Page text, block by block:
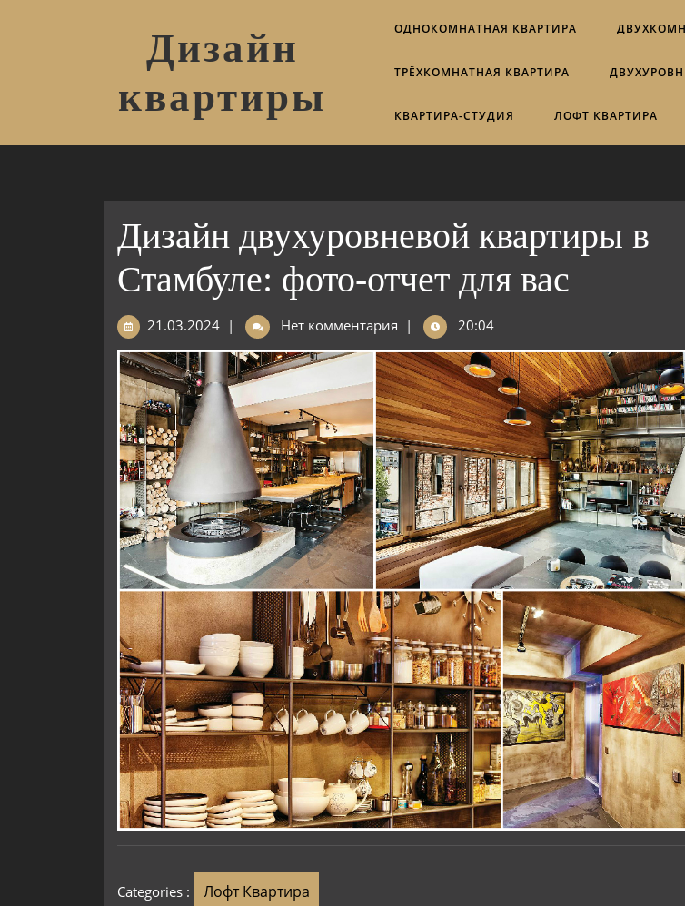
Дизайн
квартиры
ОДНОКОМНАТНАЯ КВАРТИРА
ТРЁХКОМНАТНАЯ КВАРТИРА
КВАРТИРА-СТУДИЯ ЛОФТ КВАРТИРА
Дизайн двухуровневой квартиры в
Стамбуле: фото-отчет для вас
21.03.2024 | Нет комментария | 20:04
Categories : Лофт Квартира